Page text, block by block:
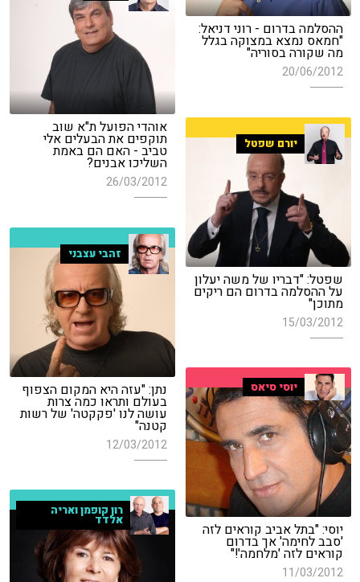
ההסלמה בדרום - רוני דניאל:
"חמאס נמצא במצוקה בגלל
מה שקורה בסוריה"
20/06/2012
אוהדי הפועל ת"א שוב
תוקפים את הבעלים אלי
טביב - האם הם באמת
השליכו אבנים?
26/03/2012
יורם שפטל
שפטל: "דבריו של משה יעלון
על ההסלמה בדרום הם ריקים
מתוכן"
15/03/2012
זהבי עצבני
נתן: "עזה היא המקום הצפוף
בעולם ותראו כמה צרות
עושה לנו 'פקקטה' של רשות
קטנה"
12/03/2012
יוסי סיאס
יוסי: "בתל אביב קוראים לזה
'סבב לחימה' אך בדרום
קוראים לזה 'מלחמה'!"
11/03/2012
רון קופמן ואריה
אלדד